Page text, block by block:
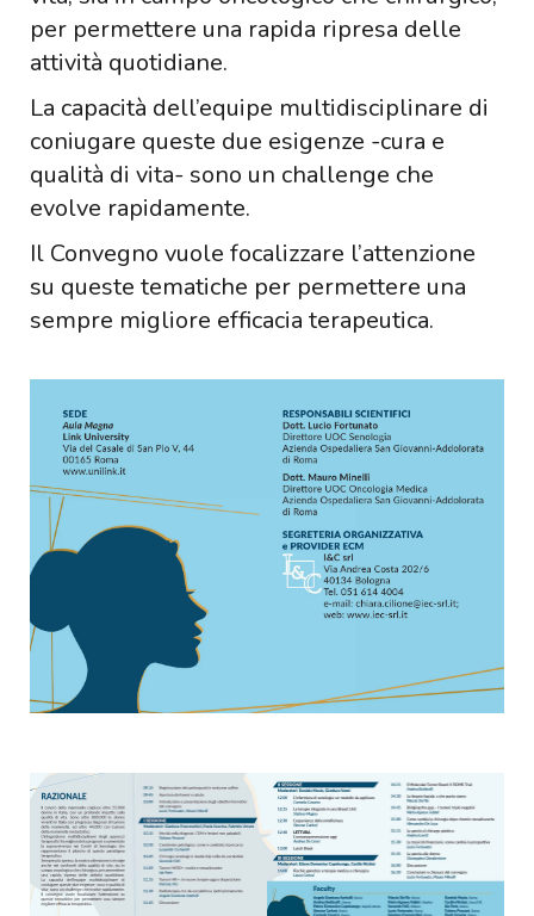
per permettere una rapida ripresa delle
attività quotidiane.
La capacità dell’equipe multidisciplinare di
coniugare queste due esigenze -cura e
qualità di vita- sono un challenge che
evolve rapidamente.
Il Convegno vuole focalizzare l’attenzione
su queste tematiche per permettere una
sempre migliore efficacia terapeutica.